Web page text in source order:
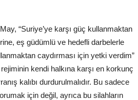
“Suriye’ye karşı güç kullanmaktan
eş güdümlü ve hedefli darbelerle
caydırması için yetki verdim”
kendi halkına karşı en korkunç
kalıbı durdurulmalıdır. Bu sadece
için değil, ayrıca bu silahların